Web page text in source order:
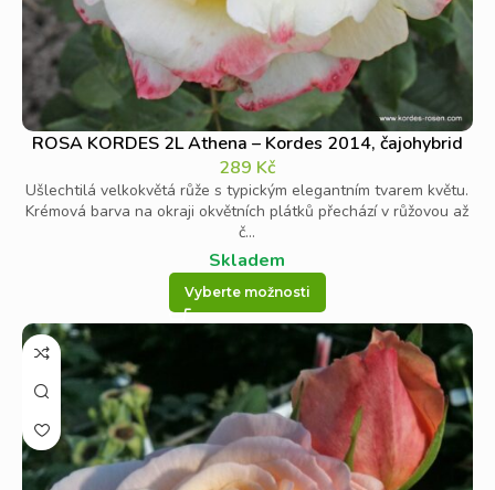
ROSA KORDES 2L Athena – Kordes 2014, čajohybrid
289 Kč
Ušlechtilá velkokvětá růže s typickým elegantním tvarem květu.
Krémová barva na okraji okvětních plátků přechází v růžovou až
č...
Skladem
Vyberte možnosti